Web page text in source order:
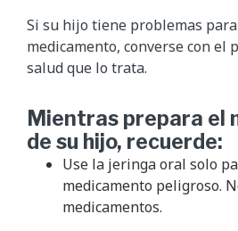
Si su hijo tiene problemas
medicamento, converse con el
salud que lo trata.
Mientras prepara el
de su hijo, recuerde:
Use la jeringa oral solo
medicamento peligroso.
medicamentos.